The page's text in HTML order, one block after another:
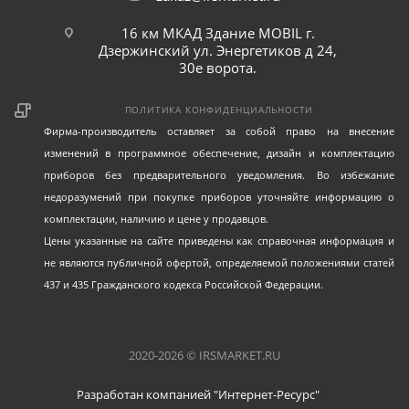
16 км МКАД Здание MOBIL г.
Дзержинский ул. Энергетиков д 24,
30е ворота.
ПОЛИТИКА КОНФИДЕНЦИАЛЬНОСТИ
Фирма-производитель оставляет за собой право на внесение
изменений в программное обеспечение, дизайн и комплектацию
приборов без предварительного уведомления. Во избежание
недоразумений при покупке приборов уточняйте информацию о
комплектации, наличию и цене у продавцов.
Цены указанные на сайте приведены как справочная информация и
не являются публичной офертой, определяемой положениями статей
437 и 435 Гражданского кодекса Российской Федерации.
2020-2026 © IRSMARKET.RU
Разработан компанией "Интернет-Ресурс"